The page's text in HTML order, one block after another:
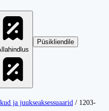
Püsikliendile
ja juukseaksessuaarid / 1203-